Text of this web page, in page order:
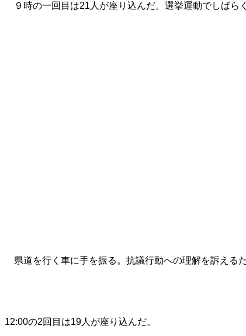
９ 時の一回目は21人が座り込んだ。選挙運動でしばら
県道を行く車に手を振る。抗議行動への理解を訴えるた
12:00の2回目は19人が座り込んだ。